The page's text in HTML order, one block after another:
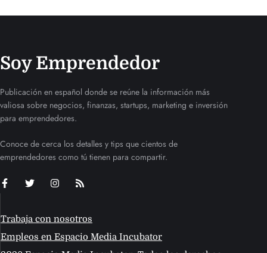
Soy Emprendedor
Publicación en español donde se reúne la información más
valiosa sobre negocios, finanzas, startups, marketing e inversión
para emprendedores.
Conoce de cerca los detalles y tips que cientos de
emprendedores como tú tienen para compartir.
Trabaja con nosotros
Empleos en Espacio Media Incubator